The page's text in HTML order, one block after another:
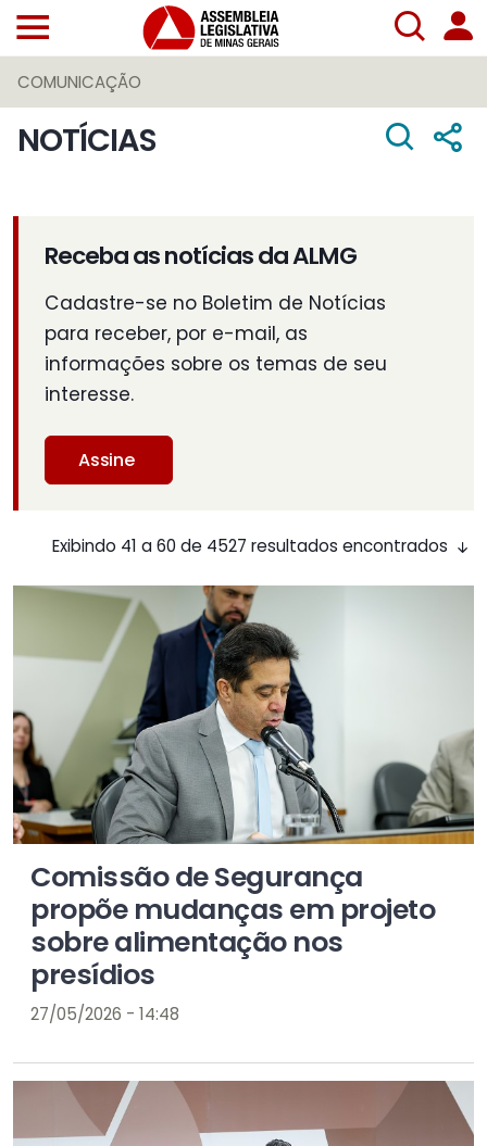
COMUNICAÇÃO
NOTÍCIAS
Receba as notícias da ALMG
Cadastre-se no Boletim de Notícias
para receber, por e-mail, as
informações sobre os temas de seu
interesse.
Assine
Exibindo 41 a 60 de 4527 resultados encontrados
Comissão de Segurança
propõe mudanças em projeto
sobre alimentação nos
presídios
27/05/2026 - 14:48